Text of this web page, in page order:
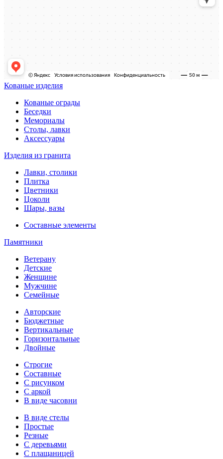
Кованые изделия
Кованые ограды
Беседки
Мемориалы
Столы, лавки
Аксессуары
Изделия из гранита
Лавки, столики
Плитка
Цветники
Цоколи
Шары, вазы
Составные элементы
Памятники
Ветерану
Детские
Женщине
Мужчине
Семейные
Авторские
Бюджетные
Вертикальные
Горизонтальные
Двойные
Строгие
Составные
С рисунком
С аркой
В виде часовни
В виде стелы
Простые
Резные
С деревьями
С плащаницей